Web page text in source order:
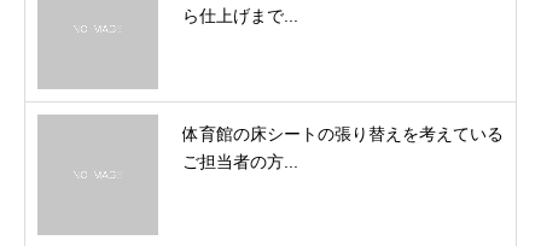
ら仕上げまで...
体育館の床シートの張り替えを考えている
ご担当者の方...